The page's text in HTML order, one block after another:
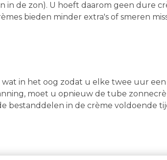
in de zon). U hoeft daarom geen dure
bieden minder extra's of smeren
in het oog zodat u elke twee uur
moet u opnieuw de tube
bestanddelen in de crème voldoende